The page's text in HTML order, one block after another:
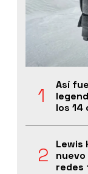
Así
los 14
Lewis
redes